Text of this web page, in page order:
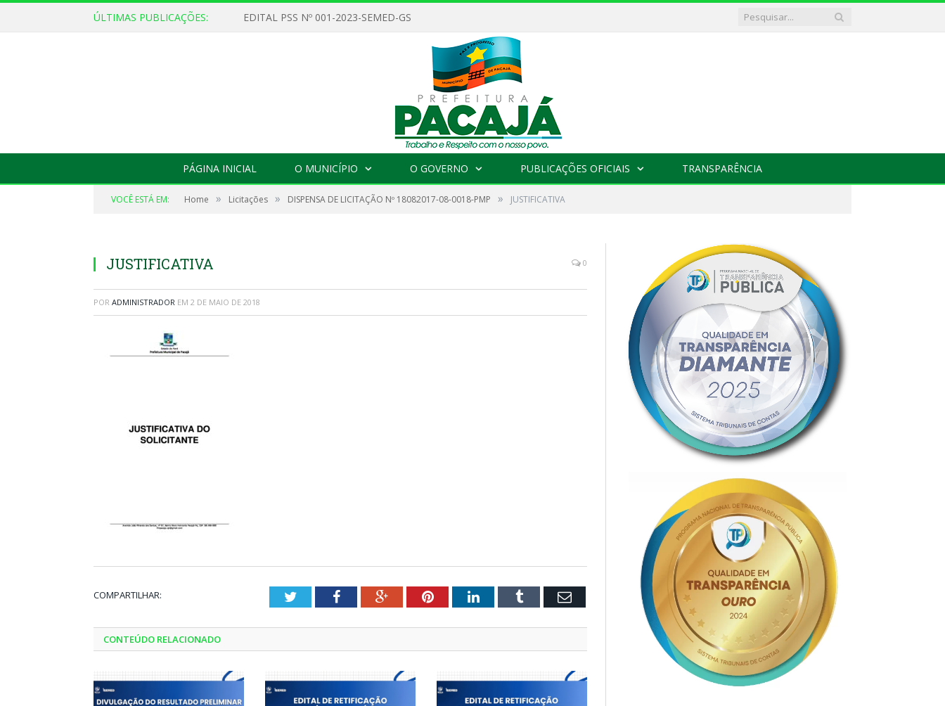
ÚLTIMAS PUBLICAÇÕES: EDITAL PSS Nº 001-2023-SEMED-GS
PÁGINA INICIAL O MUNICÍPIO O GOVERNO PUBLICAÇÕES OFICIAIS TRANSPARÊNCIA
VOCÊ ESTÁ EM: Home » Licitações » DISPENSA DE LICITAÇÃO Nº 18082017-08-0018-PMP » JUSTIFICATIVA
JUSTIFICATIVA 0
POR ADMINISTRADOR EM 2 DE MAIO DE 2018
COMPARTILHAR: TwitterFacebookGoogle+PinterestLinkedInTumblr Email
CONTEÚDO RELACIONADO